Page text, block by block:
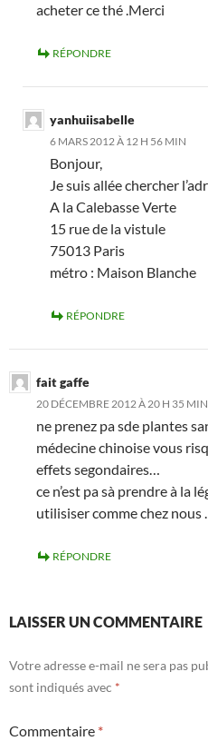
acheter ce thé .Merci
RÉPONDRE
yanhuiisabelle
6 MARS 2012 À 12 H 56 MIN
Bonjour,
Je suis allée chercher
A la Calebasse Verte
15 rue de la vistule
75013 Paris
métro : Maison Blanche
RÉPONDRE
fait gaffe
20 DÉCEMBRE 2012 À 20 H 35 MIN
ne prenez pa sde plantes
médecine chinoise vous
effets segondaires…
ce n’est pa sà prendre à la
utilisiser comme chez nous
RÉPONDRE
LAISSER UN COMMENTAIRE
Votre adresse e-mail ne sera pas
sont indiqués avec *
Commentaire *